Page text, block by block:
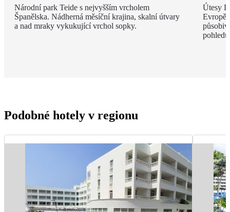
Národní park Teide s nejvyšším vrcholem
Španělska. Nádherná měsíční krajina, skalní útvary
a nad mraky vykukující vrchol sopky.
Útesy
Evropě,
Podobné hotely v regionu